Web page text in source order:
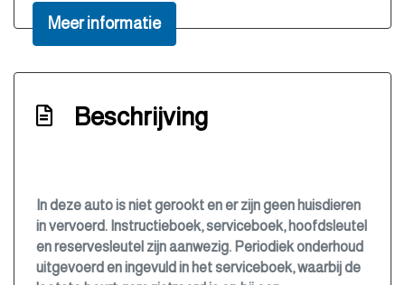
Bluetooth
Boordcomputer
Brake assist system
Buitentemperatuurmeter
Centrale deurvergrendeling met
afstandsbediening
Climate control (airconditioning)
Cruise control
Meer informatie
Beschrijving
In deze auto is niet gerookt en er zijn geen huisdieren
in vervoerd. Instructieboek, serviceboek, hoofdsleutel
en reservesleutel zijn aanwezig. Periodiek onderhoud
uitgevoerd en ingevuld in het serviceboek, waarbij de